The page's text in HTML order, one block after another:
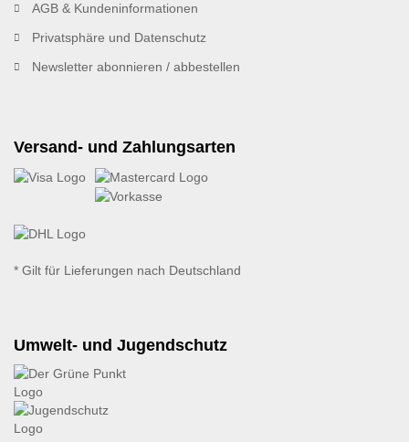
AGB & Kundeninformationen
Privatsphäre und Datenschutz
Newsletter abonnieren / abbestellen
Versand- und Zahlungsarten
* Gilt für Lieferungen nach Deutschland
Umwelt- und Jugendschutz